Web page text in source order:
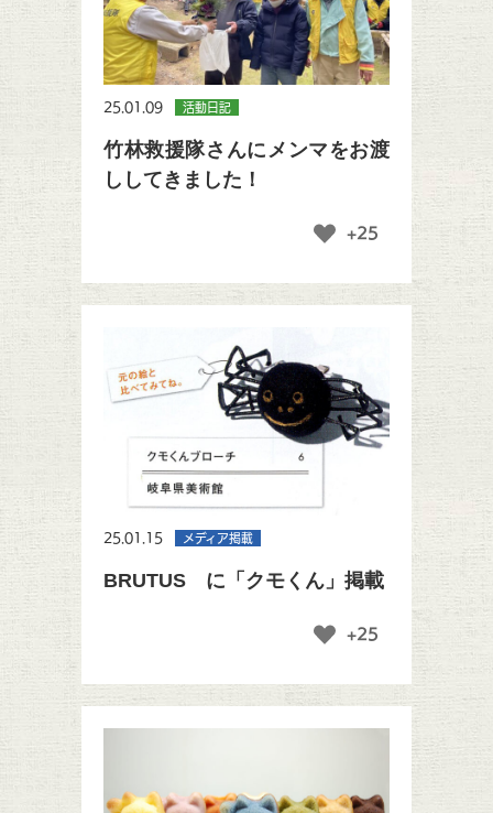
25.01.09 活動日記
竹林救援隊さんにメンマをお渡
ししてきました！
+25
25.01.15 メディア掲載
BRUTUS に「クモくん」掲載
+25